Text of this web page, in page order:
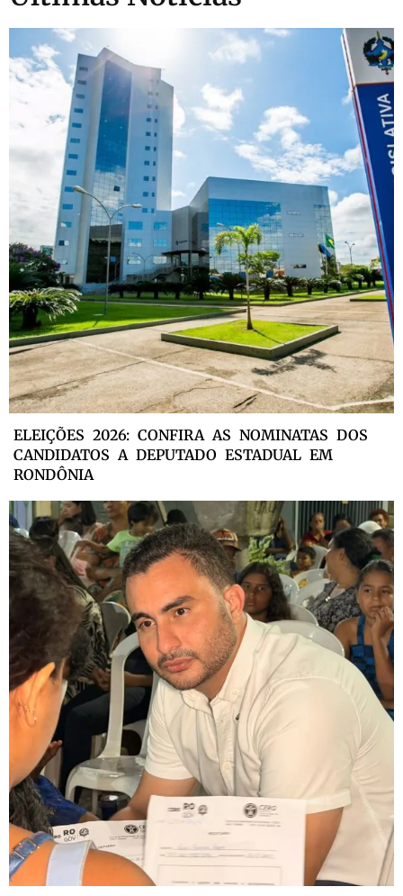
ELEIÇÕES 2026: CONFIRA AS NOMINATAS DOS
CANDIDATOS A DEPUTADO ESTADUAL EM
RONDÔNIA